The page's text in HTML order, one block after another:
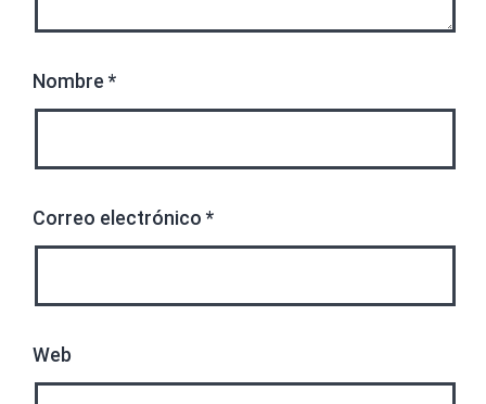
Nombre *
Correo electrónico *
Web